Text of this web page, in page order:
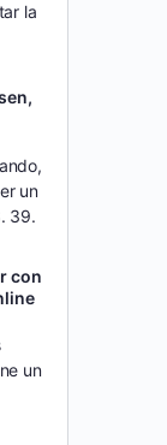
la
un
39.
con
un